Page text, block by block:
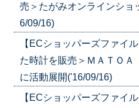
売＞たがみオンラインショ
6/09/16)
【ECショッパーズファイ
た時計を販売＞ＭＡＴＯＡ
に活動展開('16/09/16)
【ECショッパーズファイ